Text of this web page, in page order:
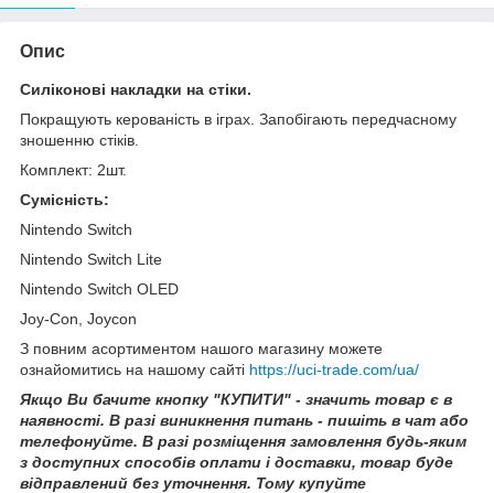
Опис
Силіконові накладки на стіки.
Покращують керованість в іграх. Запобігають передчасному
зношенню стіків.
Комплект: 2шт.
Сумісність:
Nintendo Switch
Nintendo Switch Lite
Nintendo Switch OLED
Joy-Con, Joycon
З повним асортиментом нашого магазину можете
ознайомитись на нашому сайті https://uci-trade.com/ua/
Якщо Ви бачите кнопку "КУПИТИ" - значить товар є в
наявності. В разі виникнення питань - пишіть в чат або
телефонуйте. В разі розміщення замовлення будь-яким
з доступних способів оплати і доставки, товар буде
відправлений без уточнення. Тому купуйте